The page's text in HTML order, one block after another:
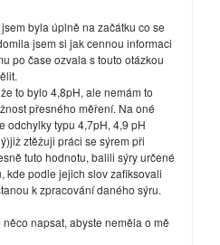
byla úplně na začátku co se
jsem si jak cennou informaci
po čase ozvala s touto otázkou
to bylo 4,8pH, ale nemám to
přesného měření. Na oné
odchylky typu 4,7pH, 4,9 pH
ztěžuji práci se sýrem při
tuto hodnotu, balili sýry určené
kde podle jejich slov zafiksovali
k zpracování daného sýru.
napsat, abyste neměla o mě